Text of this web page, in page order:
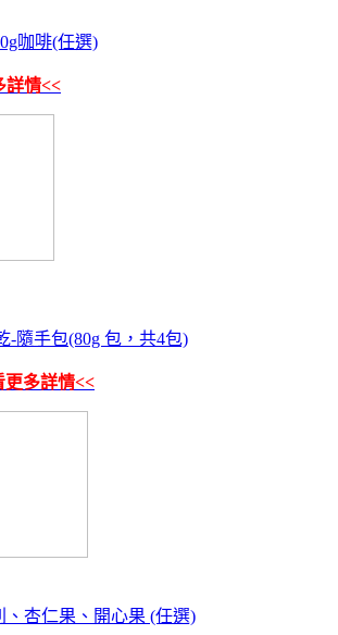
咖啡(任選)
詳情<<
-隨手包(80g 包，共4包)
更多詳情<<
、杏仁果、開心果 (任選)